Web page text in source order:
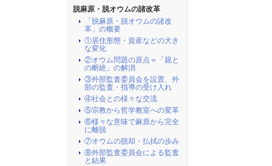
脱麻原・脱オウムの諸改革
「脱麻原・脱オウムの諸改
革」の概要
①居住形態・資産などの大き
な変化
②オウム問題の原点＝「親と
の断絶」の解消
③外部監査委員会を設置、外
部の監査・指導の受け入れ
④社会との様々な交流
⑤宗教から哲学教室への変革
⑥様々な意味で麻原から完全
に離脱
⑦オウムの脱却・払拭の歩み
⑧外部監査委員会による監査
と結果